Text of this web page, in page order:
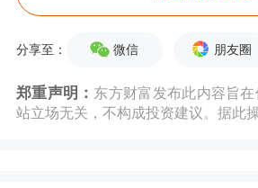
会，建立一个类似于行
组织并将独立董事培育成
正肩负起独董的使命。
分享至： 微信 朋友圈
郑重声明： 东方财富发布此内容旨
站立场无关，不构成投资建议。据此